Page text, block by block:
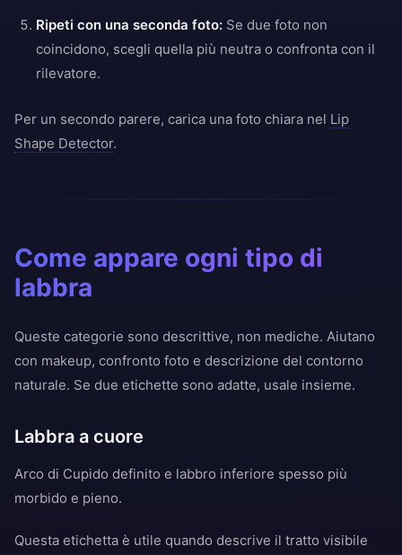
Ripeti con una seconda foto: Se due foto non
coincidono, scegli quella più neutra o confronta con il
rilevatore.
Per un secondo parere, carica una foto chiara nel Lip
Shape Detector.
Come appare ogni tipo di
labbra
Queste categorie sono descrittive, non mediche. Aiutano
con makeup, confronto foto e descrizione del contorno
naturale. Se due etichette sono adatte, usale insieme.
Labbra a cuore
Arco di Cupido definito e labbro inferiore spesso più
morbido e pieno.
Questa etichetta è utile quando descrive il tratto visibile